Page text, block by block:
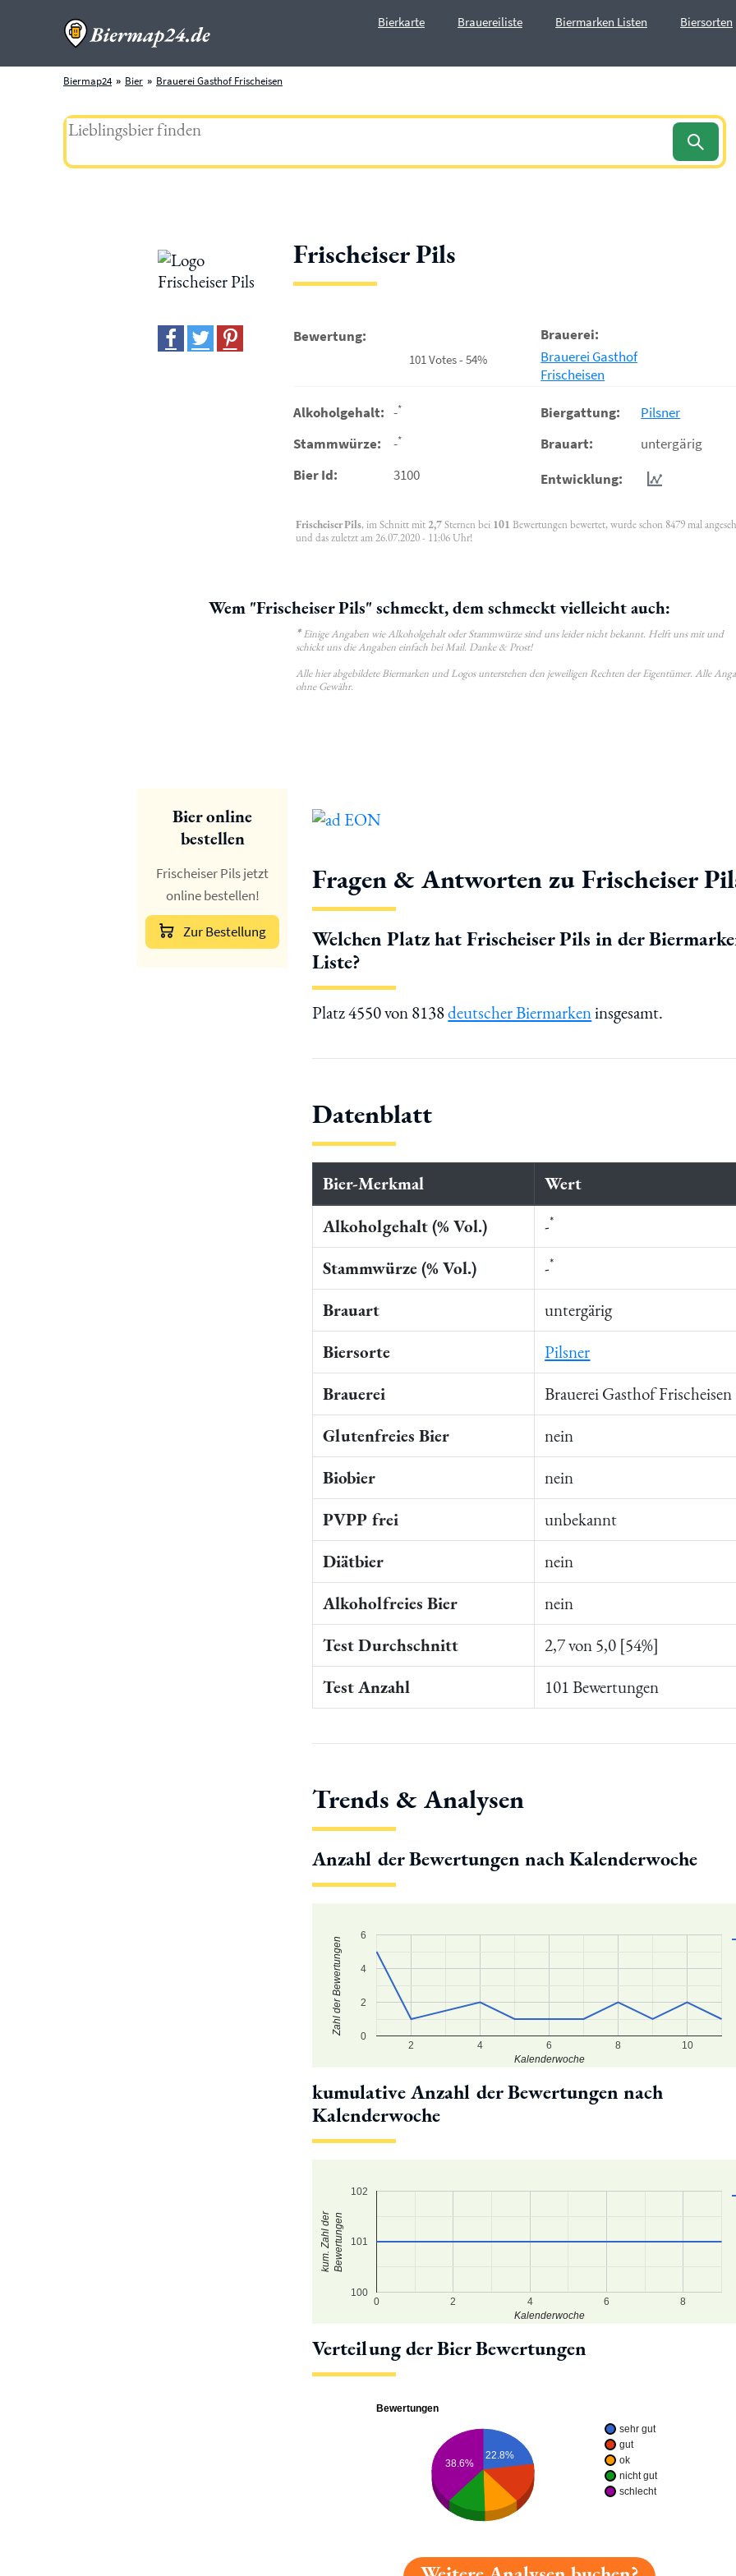
Bierkarte Brauereiliste Biermarken Listen Biersorten
Biermap24 Bier Brauerei Gasthof Frischeisen
Frischeiser Pils
Bewertung:
101 Votes - 54%
Brauerei:
Brauerei Gasthof
Frischeisen
Alkoholgehalt: -*
Stammwürze: -*
Bier Id: 3100
Biergattung:
Pilsner
Brauart:
untergärig
Entwicklung:
Frischeiser Pils, im Schnitt mit 2,7Sternen bei 101 Bewertungen bewertet, wurde schon 8479 mal
und das zuletzt am 26.07.2020 - 11:06 Uhr!
Wem "Frischeiser Pils" schmeckt, dem schmeckt vielleicht auch:
*Einige Angaben wie Alkoholgehalt oder Stammwürze sind uns leider nicht bekannt. Helft uns mit und
schickt uns die Angaben einfach bei Mail. Danke & Prost!
Alle hier abgebildete Biermarken und Logos unterstehen den jeweiligen Rechten der Eigentümer. Alle
ohne Gewähr.
Bier online
bestellen
Frischeiser Pils jetzt
online bestellen!
Zur Bestellung
Fragen & Antworten zu Frischeiser
Welchen Platz hat Frischeiser Pils in der
Liste?
Platz 4550 von 8138deutscher Biermarkeninsgesamt.
Datenblatt
Bier-Merkmal
Wert
Alkoholgehalt (% Vol.)
-*
Stammwürze (% Vol.) -*
Brauart
untergärig
Biersorte
Pilsner
Brauerei
Brauerei Gasthof Frischeisen
Glutenfreies Bier
nein
Biobier
nein
PVPP frei
unbekannt
Diätbier
nein
Alkoholfreies Bier
nein
Test Durchschnitt
2,7 von 5,0 [54%]
Test Anzahl
101 Bewertungen
Trends & Analysen
Anzahl der Bewertungen nach Kalenderwoche
2 4 6 8 10
0
2
4
6
Kalenderwoche
Zahl der Bewertungen
kumulative Anzahl der Bewertungen nach
Kalenderwoche
0 2 4 6 8
100
101
102
Kalenderwoche
kum. Zahl derBewertungen
Verteilung der Bier Bewertungen
Bewertungen
sehr gut
gut
ok
nicht gut
schlecht
22.8%
38.6%